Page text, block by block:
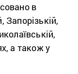
в
Запорізькій,
а також у